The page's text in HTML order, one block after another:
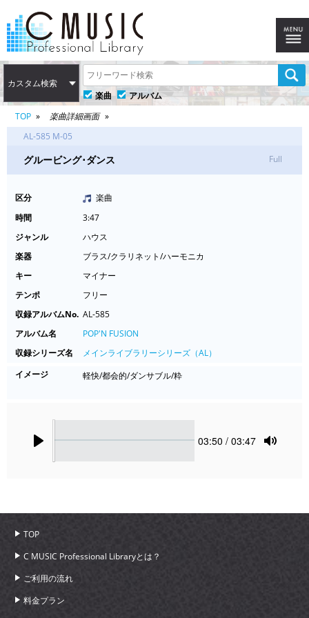
カスタム検索
楽曲
アルバム
TOP
楽曲詳細画面
AL-585 M-05
グルービング･ダンス Full
区分
楽曲
時間
3:47
ジャンル
ハウス
楽器
ブラス/クラリネット/ハーモニカ
キー
マイナー
テンポ
フリー
収録アルバムNo. AL-585
アルバム名
POP'N FUSION
収録シリーズ名
メインライブラリーシリーズ（AL）
イメージ
軽快/都会的/ダンサブル/粋
Current
03:50 / 03:47
TOP
C MUSIC Professional Libraryとは？
ご利用の流れ
料金プラン